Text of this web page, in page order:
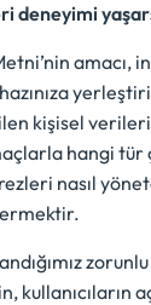
deneyimi
amacı,
kişisel
hangi tür
nasıl